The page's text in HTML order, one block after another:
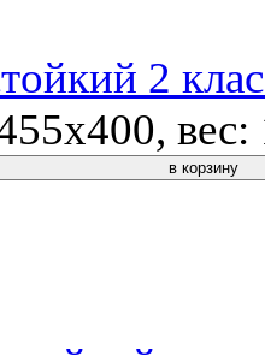
2
вес:
в корзину